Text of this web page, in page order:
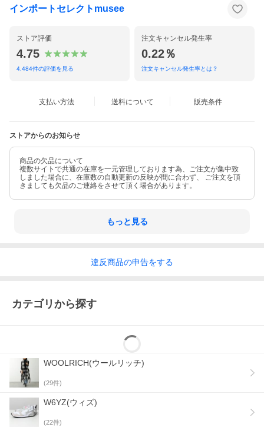
⇒ 付属品についてはこちら
の性質や製造段階で生じる微細な傷、スレ、汚
になさる方はご遠慮下さい。また白い素材の場
合、多少細かな汚れ等ある場合がございます事
ご了承下さい。
⇒ ギフトラッピングのご注文はこちら
⇒ ブランド 一覧
⇒ TOPページを見る
インポートセレクトmusee
ストア評価
4.75
4,484件の評価を見る
注文キャンセル発生率
0.22％
注文キャンセル発生率とは？
支払い方法 送料について 販売条件
ストアからのお知らせ
商品の欠品について
複数サイトで共通の在庫を一元管理しております為、ご注文が集中致
しました場合に、在庫数の自動更新の反映が間に合わず、 ご注文を頂
きましても欠品のご連絡をさせて頂く場合があります。
もっと見る
違反商品の申告をする
カテゴリから探す
WOOLRICH(ウールリッチ)
(29件)
W6YZ(ウィズ)
(22件)